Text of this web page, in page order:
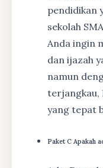
pendidikan
sekolah
Anda ingin
dan ijazah
namun
terjangkau,
yang tepat
Paket C Apakah